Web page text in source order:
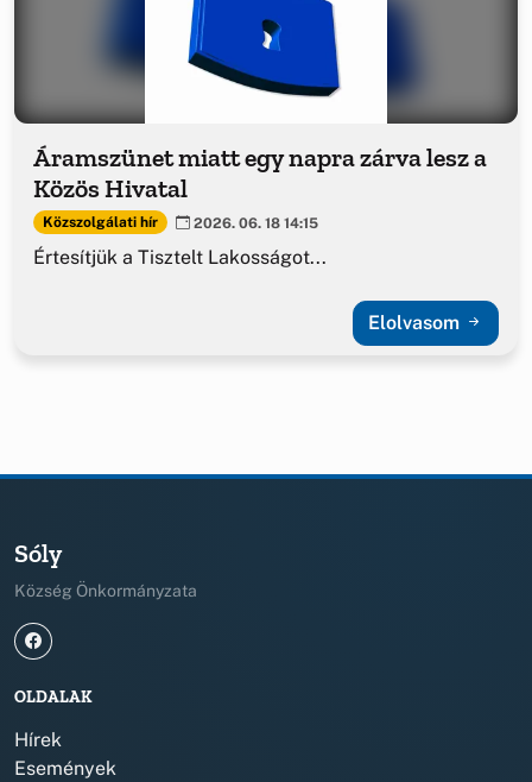
Áramszünet miatt egy napra zárva lesz a
Közös Hivatal
Közszolgálati hír 2026. 06. 18 14:15
Értesítjük a Tisztelt Lakosságot...
Elolvasom
Sóly
Község Önkormányzata
OLDALAK
Hírek
Események